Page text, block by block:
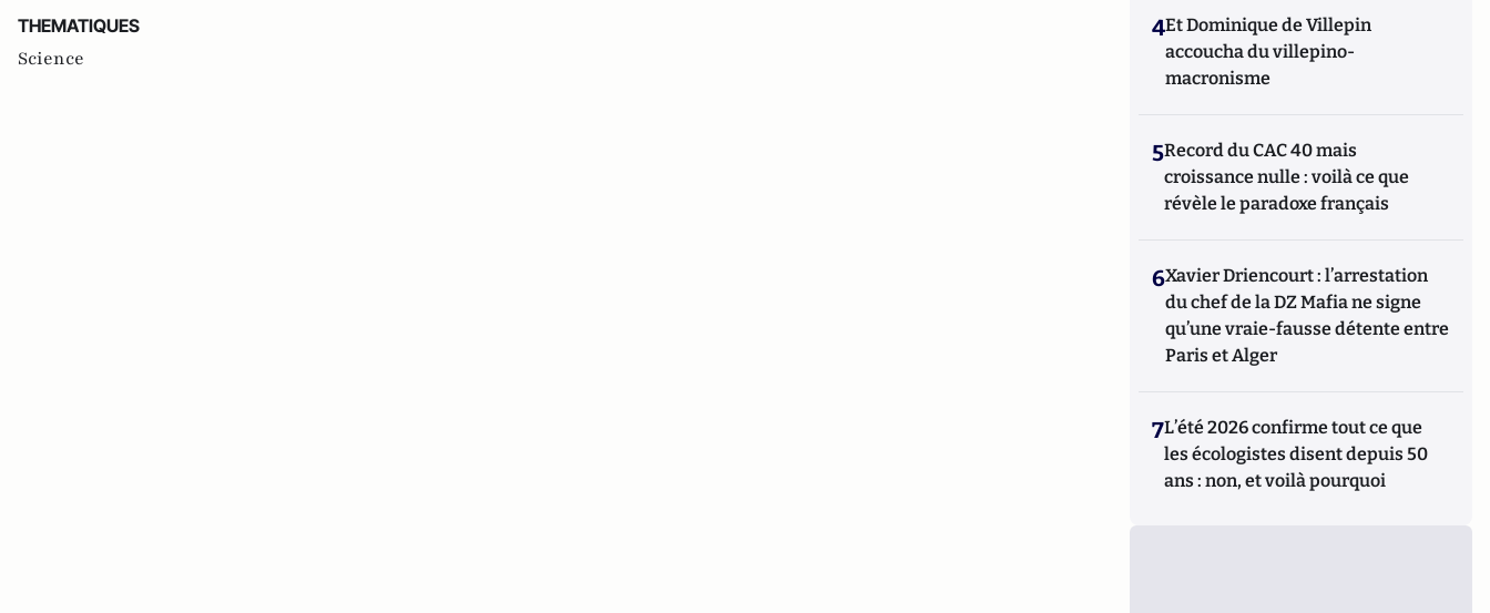
THEMATIQUES
Science
4Et Dominique de Villepin
accoucha du villepino-
macronisme
5Record du CAC 40 mais
croissance nulle : voilà ce que
révèle le paradoxe français
6Xavier Driencourt : l’arrestation
du chef de la DZ Mafia ne signe
qu’une vraie-fausse détente entre
Paris et Alger
7L’été 2026 confirme tout ce que
les écologistes disent depuis 50
ans : non, et voilà pourquoi